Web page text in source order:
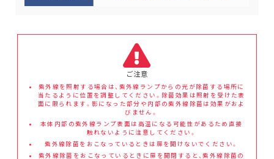
ご注意
紫外線を照射する場合は、紫外線ランプからの光が除菌する場所に
当たるように位置を調整してください。除菌効果は照射を受けた表
面に限られます。影になった部分や内部の紫外線除菌は効果がおよ
びません。
本体内部の紫外線ランプ表面は高温になる可能性があるため直接
触れないように注意してください。
紫外線除菌をおこなっているときは扉を開けないでください。
紫外線除菌をおこなっているときに扉を開閉すると、紫外線除菌の